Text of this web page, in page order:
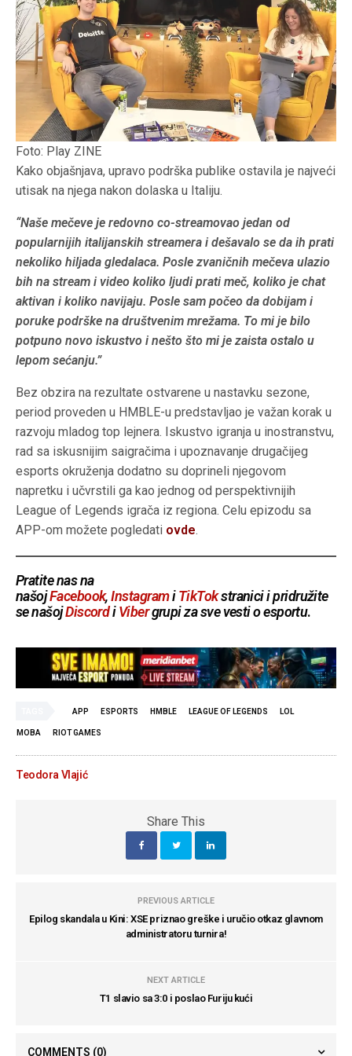
Foto: Play ZINE
Kako objašnjava, upravo podrška publike ostavila je najveći
utisak na njega nakon dolaska u Italiju.
“Naše mečeve je redovno co-streamovao jedan od
popularnijih italijanskih streamera i dešavalo se da ih prati
nekoliko hiljada gledalaca. Posle zvaničnih mečeva ulazio
bih na stream i video koliko ljudi prati meč, koliko je chat
aktivan i koliko navijaju. Posle sam počeo da dobijam i
poruke podrške na društvenim mrežama. To mi je bilo
potpuno novo iskustvo i nešto što mi je zaista ostalo u
lepom sećanju.”
Bez obzira na rezultate ostvarene u nastavku sezone,
period proveden u HMBLE-u predstavljao je važan korak u
razvoju mladog top lejnera. Iskustvo igranja u inostranstvu,
rad sa iskusnijim saigračima i upoznavanje drugačijeg
esports okruženja dodatno su doprineli njegovom
napretku i učvrstili ga kao jednog od perspektivnijih
League of Legends igrača iz regiona. Celu epizodu sa
APP-om možete pogledati ovde.
Pratite nas na
našojFacebook,InstagramiTikTokstranici i pridružite
se našojDiscordiVibergrupi za sve vesti o esportu.
APP ESPORTS HMBLE LEAGUE OF LEGENDS LOL
MOBA RIOT GAMES
Teodora Vlajić
Share This
PREVIOUS ARTICLE
Epilog skandala u Kini: XSE priznao greške i uručio otkaz glavnom
administratoru turnira!
NEXT ARTICLE
T1 slavio sa 3:0 i poslao Furiju kući
COMMENTS (0)